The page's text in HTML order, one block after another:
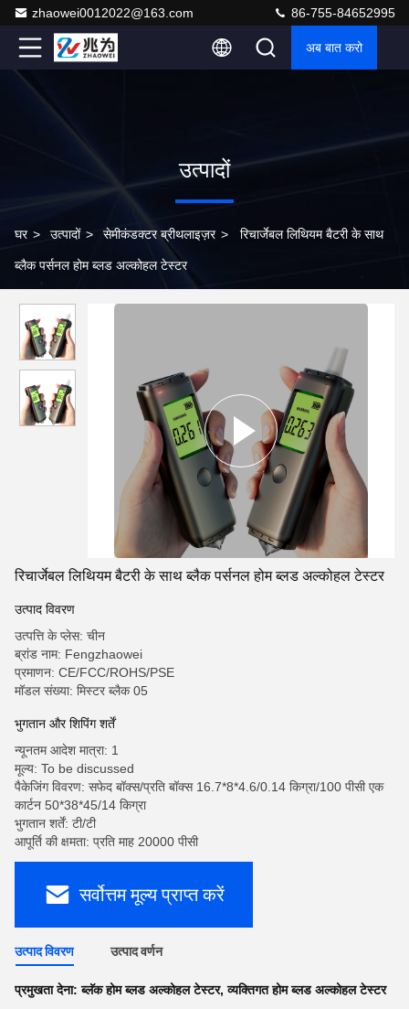
zhaowei0012022@163.com 86-755-84652995
अब बात करो
उत्पादों
घर > उत्पादों > सेमीकंडक्टर ब्रीथलाइज़र > रिचार्जेबल लिथियम बैटरी के साथ
ब्लैक पर्सनल होम ब्लड अल्कोहल टेस्टर
रिचार्जेबल लिथियम बैटरी के साथ ब्लैक पर्सनल होम ब्लड अल्कोहल टेस्टर
उत्पाद विवरण
उत्पत्ति के प्लेस: चीन
ब्रांड नाम: Fengzhaowei
प्रमाणन: CE/FCC/ROHS/PSE
मॉडल संख्या: मिस्टर ब्लैक 05
भुगतान और शिपिंग शर्तें
न्यूनतम आदेश मात्रा: 1
मूल्य: To be discussed
पैकेजिंग विवरण: सफेद बॉक्स/प्रति बॉक्स 16.7*8*4.6/0.14 किग्रा/100 पीसी एक
कार्टन 50*38*45/14 किग्रा
भुगतान शर्तें: टी/टी
आपूर्ति की क्षमता: प्रति माह 20000 पीसी
सर्वोत्तम मूल्य प्राप्त करें
उत्पाद विवरण उत्पाद वर्णन
प्रमुखता देना:ब्लॅक होम ब्लड अल्कोहल टेस्टर,व्यक्तिगत होम ब्लड अल्कोहल टेस्टर